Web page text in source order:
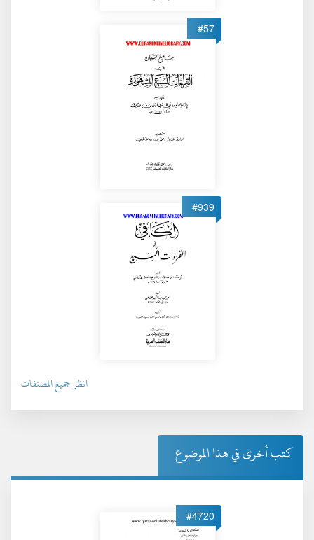
#57
#939
انظر جميع المصنفات
كتب أخرى في هذا الموضوع
#4720